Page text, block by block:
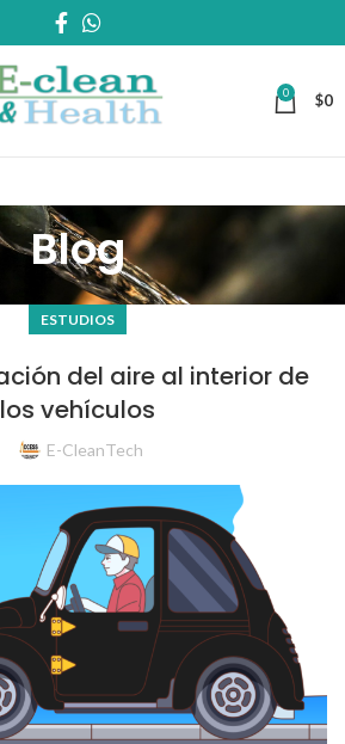
0 $0
Blog
ESTUDIOS
del aire al interior de
los vehículos
E-CleanTech